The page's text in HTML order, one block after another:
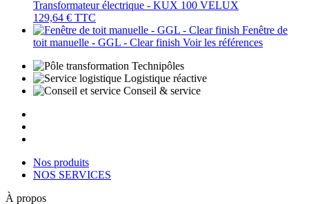
Transformateur électrique - KUX 100 VELUX
129,64 € TTC
Fenêtre de
toit manuelle - GGL - Clear finish Voir les références
Technipôles
Logistique réactive
Conseil & service
Nos produits
NOS SERVICES
À propos